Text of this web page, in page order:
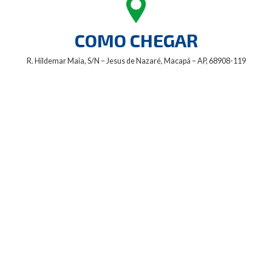
COMO CHEGAR
R. Hildemar Maia, S/N – Jesus de Nazaré, Macapá – AP, 68908-119